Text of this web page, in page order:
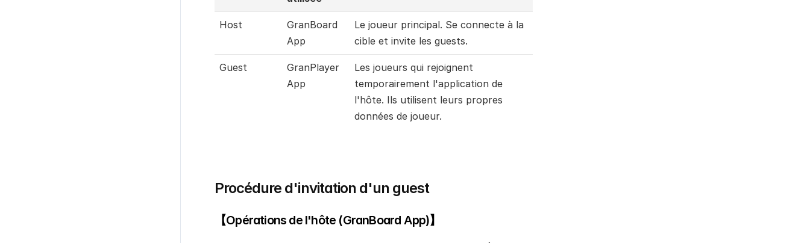
Host
GranBoard
App
Le joueur principal. Se connecte à la
cible et invite les guests.
Guest
GranPlayer
App
Les joueurs qui rejoignent
temporairement l'application de
l'hôte. Ils utilisent leurs propres
données de joueur.
Procédure d'invitation d'un guest
【Opérations de l'hôte (GranBoard App)】